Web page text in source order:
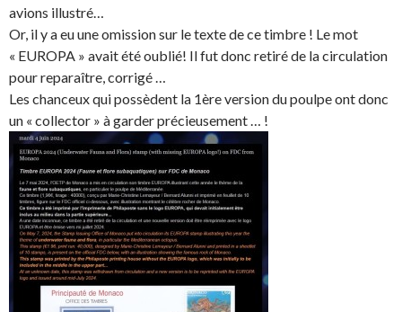
avions illustré…
Or, il y a eu une omission sur le texte de ce timbre ! Le mot
« EUROPA » avait été oublié! Il fut donc retiré de la circulation
pour reparaître, corrigé …
Les chanceux qui possèdent la 1ère version du poulpe ont donc
un « collector » à garder précieusement … !